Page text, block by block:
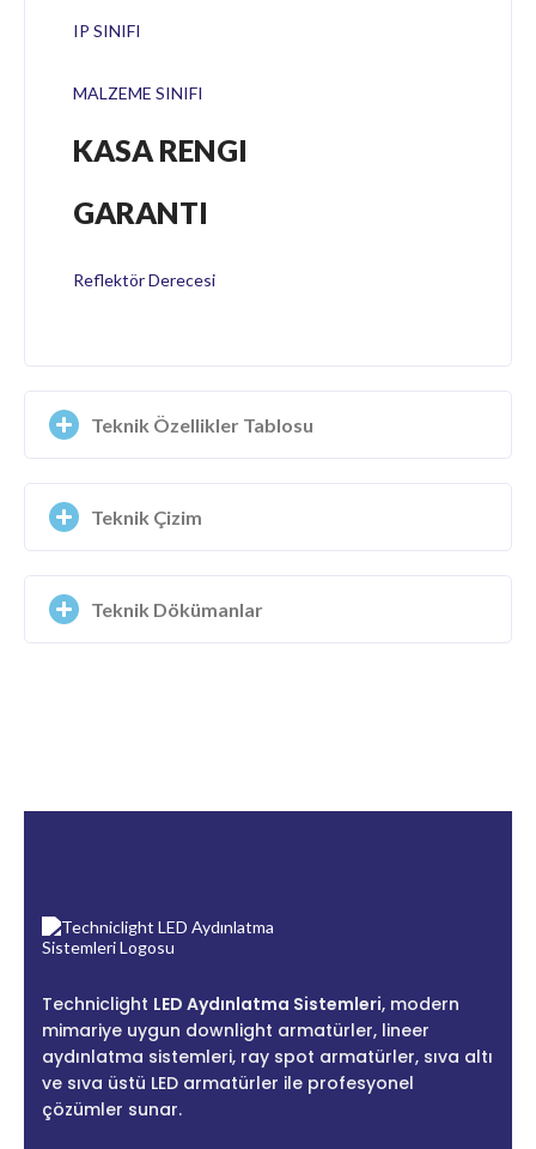
IP SINIFI
MALZEME SINIFI
KASA RENGI
GARANTI
Reflektör Derecesi
Teknik Özellikler Tablosu
Teknik Çizim
Teknik Dökümanlar
Techniclight LED Aydınlatma Sistemleri, modern
mimariye uygun downlight armatürler, lineer
aydınlatma sistemleri, ray spot armatürler, sıva altı
ve sıva üstü LED armatürler ile profesyonel
çözümler sunar.